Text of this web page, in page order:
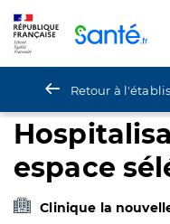
Retour à
espace
Clinique la